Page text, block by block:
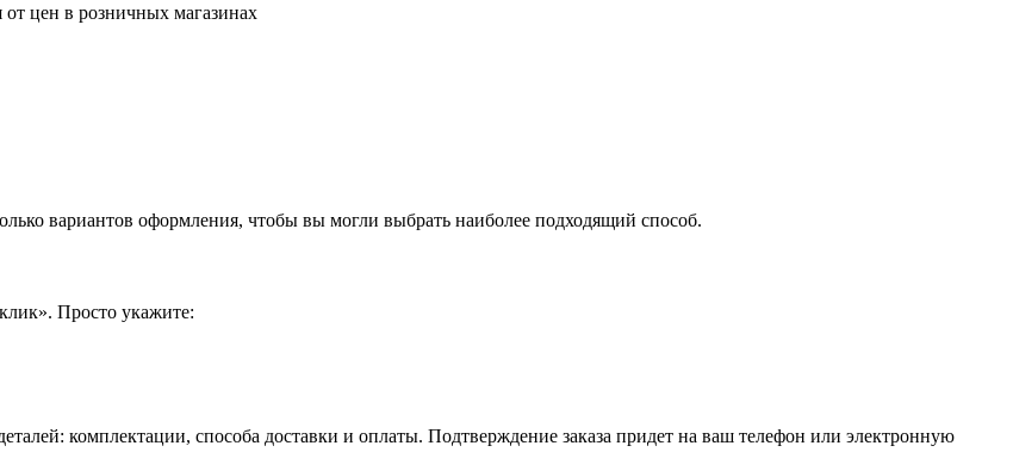
от цен в розничных магазинах
вариантов оформления, чтобы вы могли выбрать наиболее подходящий способ.
Просто укажите:
комплектации, способа доставки и оплаты. Подтверждение заказа придет на ваш телефон или электронную